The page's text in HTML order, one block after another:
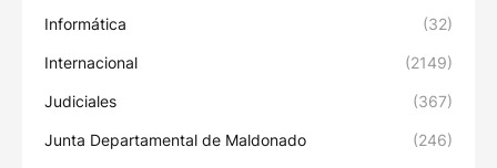
Informática (32)
Internacional (2149)
Judiciales (367)
Junta Departamental de Maldonado (246)